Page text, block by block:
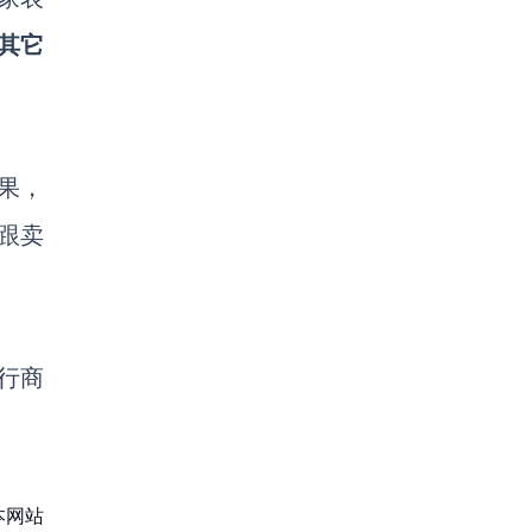
它
，
卖
商
网站